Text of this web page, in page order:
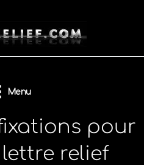
Menu
pour
relief